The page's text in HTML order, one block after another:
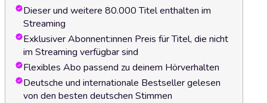
Dieser und weitere 80.000 Titel enthalten im
Streaming
Exklusiver Abonnent:innen Preis für Titel, die nicht
im Streaming verfügbar sind
Flexibles Abo passend zu deinem Hörverhalten
Deutsche und internationale Bestseller gelesen
von den besten deutschen Stimmen